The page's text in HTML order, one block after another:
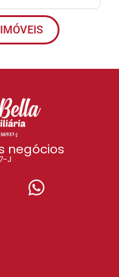
negócios
J